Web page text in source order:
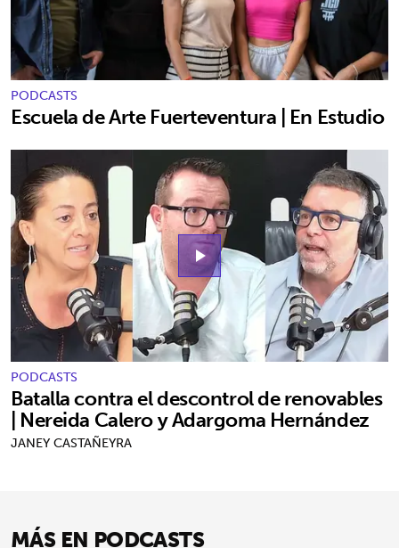
PODCASTS
Escuela de Arte Fuerteventura | En Estudio
play_arrow
PODCASTS
Batalla contra el descontrol de renovables
| Nereida Calero y Adargoma Hernández
JANEY CASTAÑEYRA
MÁS EN PODCASTS